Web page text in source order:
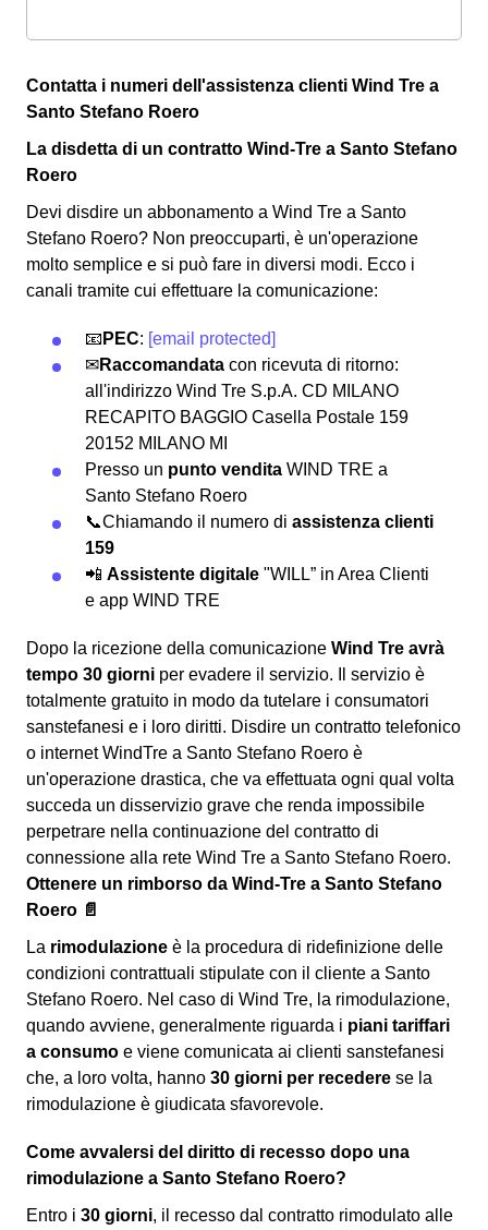
Contatta i numeri dell'assistenza clienti Wind Tre a
Santo Stefano Roero
La disdetta di un contratto Wind-Tre a Santo Stefano
Roero
Devi disdire un abbonamento a Wind Tre a Santo
Stefano Roero? Non preoccuparti, è un'operazione
molto semplice e si può fare in diversi modi. Ecco i
canali tramite cui effettuare la comunicazione:
📧 PEC: [email protected]
✉Raccomandata con ricevuta di ritorno:
all'indirizzo Wind Tre S.p.A. CD MILANO
RECAPITO BAGGIO Casella Postale 159
20152 MILANO MI
Presso un punto vendita WIND TRE a
Santo Stefano Roero
📞Chiamando il numero di assistenza clienti
159
📲 Assistente digitale "WILL” in Area Clienti
e app WIND TRE
Dopo la ricezione della comunicazione Wind Tre avrà
tempo 30 giorni per evadere il servizio. Il servizio è
totalmente gratuito in modo da tutelare i consumatori
sanstefanesi e i loro diritti. Disdire un contratto telefonico
o internet WindTre a Santo Stefano Roero è
un'operazione drastica, che va effettuata ogni qual volta
succeda un disservizio grave che renda impossibile
perpetrare nella continuazione del contratto di
connessione alla rete Wind Tre a Santo Stefano Roero.
Ottenere un rimborso da Wind-Tre a Santo Stefano
Roero 📄
La rimodulazione è la procedura di ridefinizione delle
condizioni contrattuali stipulate con il cliente a Santo
Stefano Roero. Nel caso di Wind Tre, la rimodulazione,
quando avviene, generalmente riguarda i piani tariffari
a consumo e viene comunicata ai clienti sanstefanesi
che, a loro volta, hanno 30 giorni per recedere se la
rimodulazione è giudicata sfavorevole.
Come avvalersi del diritto di recesso dopo una
rimodulazione a Santo Stefano Roero?
Entro i 30 giorni, il recesso dal contratto rimodulato alle